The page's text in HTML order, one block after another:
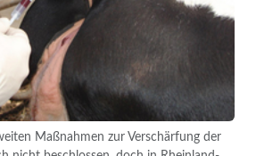
Maßnahmen zur Verschärfung der